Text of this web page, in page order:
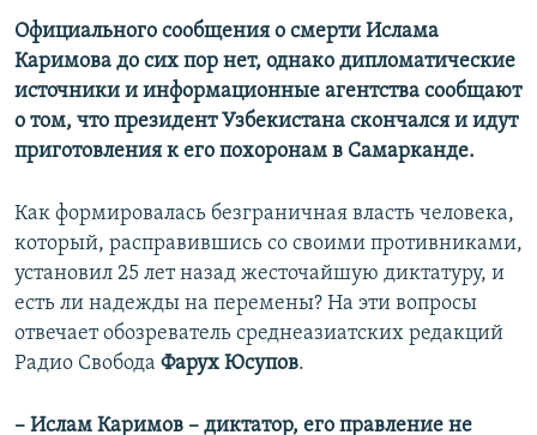
Официального сообщения о смерти Ислама
Каримова до сих пор нет, однако дипломатические
источники и информационные агентства сообщают
о том, что президент Узбекистана скончался и идут
приготовления к его похоронам в Самарканде.
Как формировалась безграничная власть человека,
который, расправившись со своими противниками,
установил 25 лет назад жесточайшую диктатуру, и
есть ли надежды на перемены? На эти вопросы
отвечает обозреватель среднеазиатских редакций
Радио Свобода Фарух Юсупов.
– Ислам Каримов – диктатор, его правление не